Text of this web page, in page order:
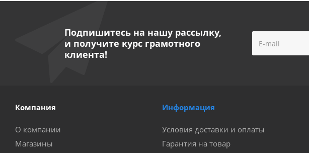
Подпишитесь на нашу рассылку,
и получите курс грамотного
клиента!
Компания
О компании
Магазины
Информация
Условия доставки и оплаты
Гарантия на товар